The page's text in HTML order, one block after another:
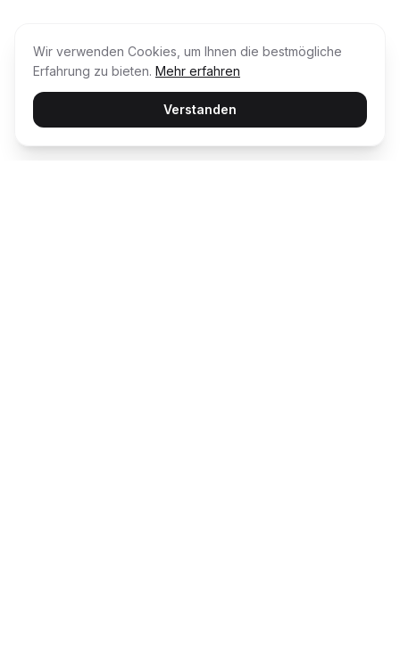
Wir verwenden Cookies, um Ihnen die bestmögliche
Erfahrung zu bieten. Mehr erfahren
Verstanden